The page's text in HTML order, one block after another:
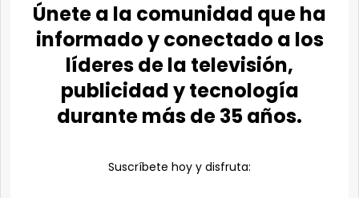
Únete a la comunidad que ha
informado y conectado a los
líderes de la televisión,
publicidad y tecnología
durante más de 35 años.
Suscríbete hoy y disfruta: